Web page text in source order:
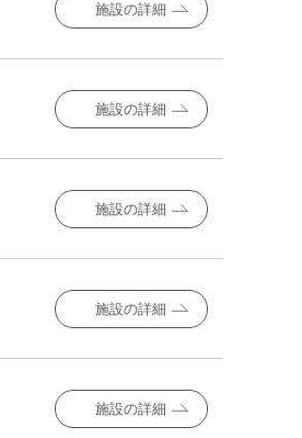
施設の詳細
施設の詳細
施設の詳細
施設の詳細
施設の詳細